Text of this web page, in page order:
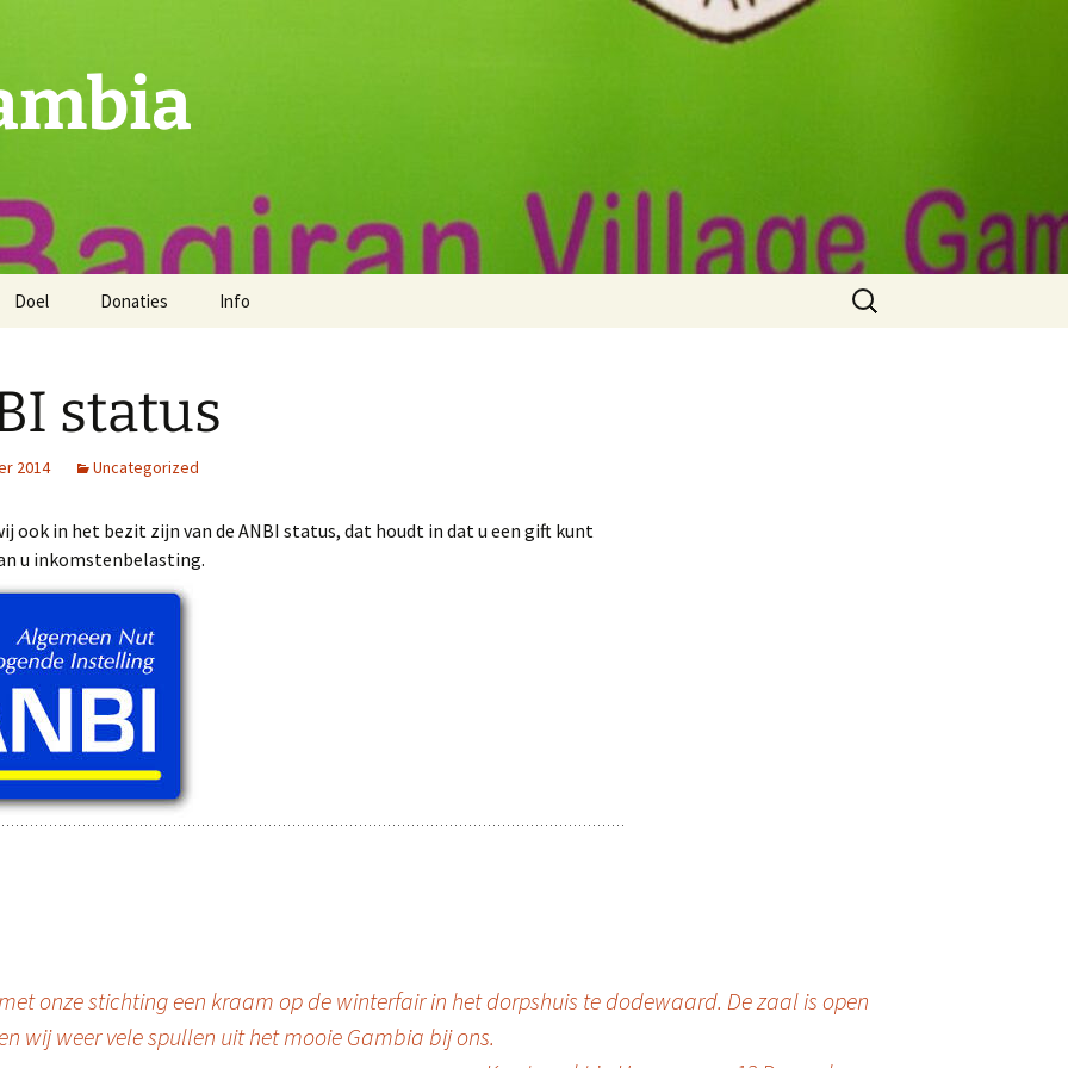
Doel Donaties Info
Zoeken
naar:
status
2014 Uncategorized
ook in het bezit zijn van de ANBI status, dat houdt in dat u een gift kunt
u inkomstenbelasting.
onze stichting een kraam op de winterfair in het dorpshuis te dodewaard. De zaal is open
wij weer vele spullen uit het mooie Gambia bij ons.